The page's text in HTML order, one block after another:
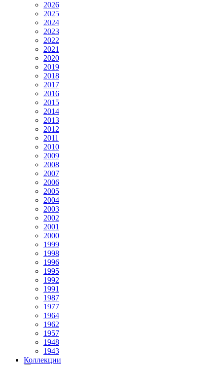
2026
2025
2024
2023
2022
2021
2020
2019
2018
2017
2016
2015
2014
2013
2012
2011
2010
2009
2008
2007
2006
2005
2004
2003
2002
2001
2000
1999
1998
1996
1995
1992
1991
1987
1977
1964
1962
1957
1948
1943
Коллекции